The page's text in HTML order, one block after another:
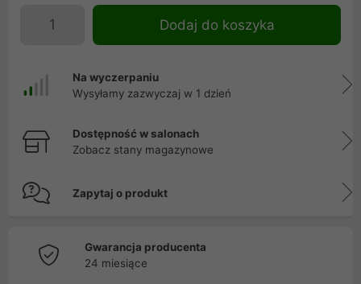
Dodaj do koszyka
Na wyczerpaniu
Wysyłamy zazwyczaj w 1 dzień
Dostępność w salonach
Zobacz stany magazynowe
Zapytaj o produkt
Gwarancja producenta
24 miesiące